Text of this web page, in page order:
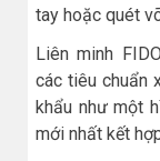
tay hoặc quét
Liên minh
các tiêu chuẩn
khẩu như một
mới nhất kết